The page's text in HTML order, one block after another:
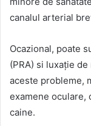
canalul arterial
Ocazional, poate
(PRA) si luxație
aceste probleme,
examene oculare,
caine.